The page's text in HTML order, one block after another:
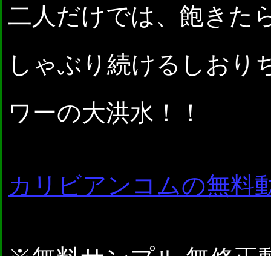
二人だけでは、飽きた
しゃぶり続けるしおり
ワーの大洪水！！
カリビアンコムの無料